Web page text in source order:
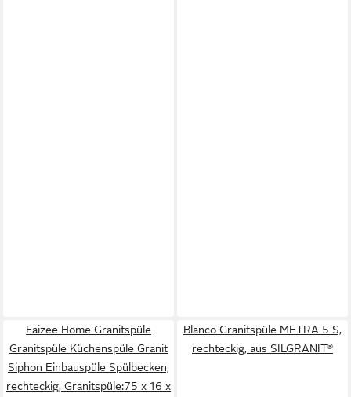
Faizee Home Granitspüle
Granitspüle Küchenspüle Granit
Siphon Einbauspüle Spülbecken,
rechteckig, Granitspüle:75 x 16 x
Blanco Granitspüle METRA 5 S,
rechteckig, aus SILGRANIT®